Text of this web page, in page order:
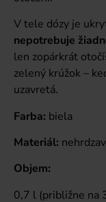
V tele dózy je
nepotrebuje
len zopárkrát
zelený krúžok –
uzavretá.
Farba: biela
Materiál:
Objem:
0,7 l (približne na